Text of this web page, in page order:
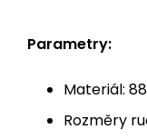
Parametry:
Materiál:
Rozměry